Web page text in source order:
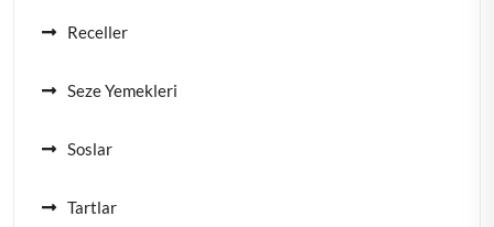
Receller
Seze Yemekleri
Soslar
Tartlar